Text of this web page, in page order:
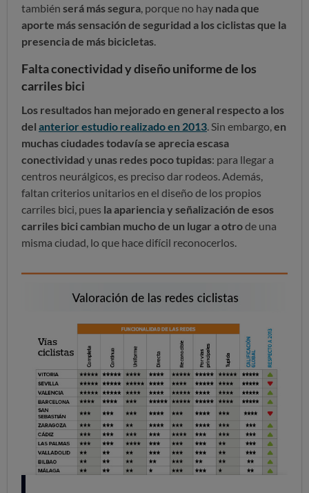
también será más segura , porque no hay nada que
aporte más sensación de seguridad a los ciclistas que la
presencia de más bicicletas
Falta conectividad y diseño uniforme de los
carriles bici
Los resultados han mejorado en general respecto a los
del anterior estudio realizado en 2013 . Sin embargo, en
muchas ciudades todavía se aprecia escasa
conectividad y unas redes poco tupidas: para llegar a
centros neurálgicos, es preciso dar rodeos. Además,
faltan criterios unitarios en el diseño de los propios
carriles bici, pues la apariencia y señalización de esos
carriles bici cambian mucho de un lugar a otrode una
misma ciudad, lo que hace difícil reconocerlos.